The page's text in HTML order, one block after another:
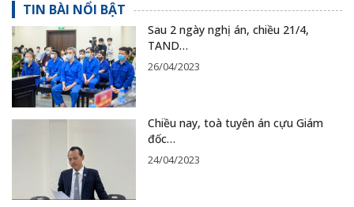
TIN BÀI NỔI BẬT
Sau 2 ngày nghị án, chiều 21/4,
TAND…
26/04/2023
Chiều nay, toà tuyên án cựu Giám
đốc…
24/04/2023